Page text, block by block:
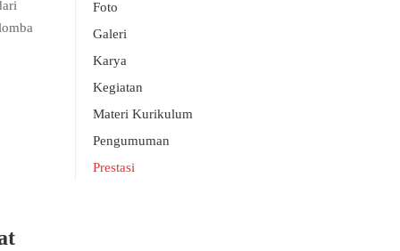
Foto
Galeri
Karya
Kegiatan
Materi Kurikulum
Pengumuman
Prestasi